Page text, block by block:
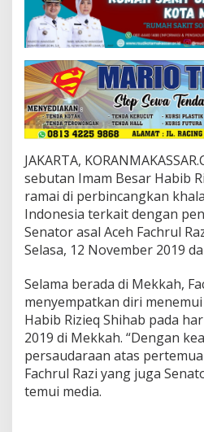
e
t
e
m
u
H
a
b
i
R
i
z
i
e
q
d
M
e
k
a
h
,
A
JAKARTA,
sebutan Imam Besar Habib
ramai di perbincangkan
Indonesia terkait dengan
Senator asal Aceh Fachrul
Selasa, 12 November 2019
Selama berada di Mekkah,
menyempatkan diri
Habib Rizieq Shihab pada
2019 di Mekkah. “Dengan
persaudaraan atas
Fachrul Razi yang juga
temui media.